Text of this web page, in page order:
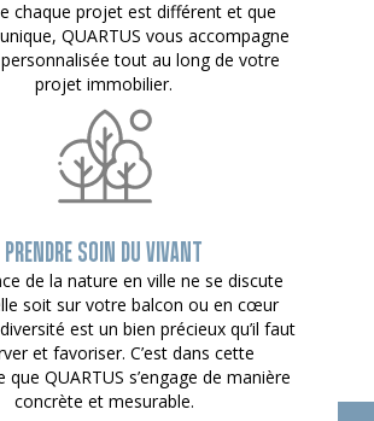
chaque projet est différent et que
QUARTUS vous accompagne
tout au long de votre
projet immobilier.
PRENDRE SOIN DU VIVANT
de la nature en ville ne se discute
soit sur votre balcon ou en cœur
est un bien précieux qu’il faut
et favoriser. C’est dans cette
que QUARTUS s’engage de manière
concrète et mesurable.